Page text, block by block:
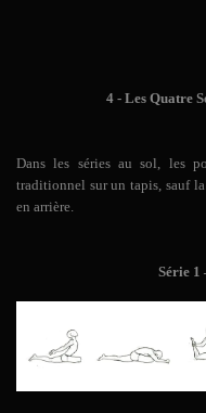
4 - Les Quatre
Dans les séries au sol, les
traditionnel sur un tapis, sauf
en arrière.
Série 1